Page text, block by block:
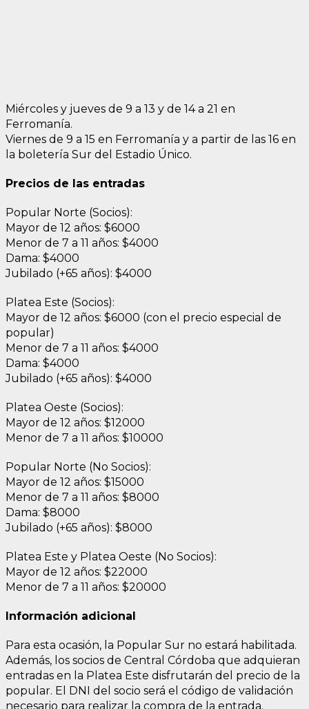
Miércoles y jueves de 9 a 13 y de 14 a 21 en
Ferromanía.
Viernes de 9 a 15 en Ferromanía y a partir de las 16 en
la boletería Sur del Estadio Único.
Precios de las entradas
Popular Norte (Socios):
Mayor de 12 años: $6000
Menor de 7 a 11 años: $4000
Dama: $4000
Jubilado (+65 años): $4000
Platea Este (Socios):
Mayor de 12 años: $6000 (con el precio especial de
popular)
Menor de 7 a 11 años: $4000
Dama: $4000
Jubilado (+65 años): $4000
Platea Oeste (Socios):
Mayor de 12 años: $12000
Menor de 7 a 11 años: $10000
Popular Norte (No Socios):
Mayor de 12 años: $15000
Menor de 7 a 11 años: $8000
Dama: $8000
Jubilado (+65 años): $8000
Platea Este y Platea Oeste (No Socios):
Mayor de 12 años: $22000
Menor de 7 a 11 años: $20000
Información adicional
Para esta ocasión, la Popular Sur no estará habilitada.
Además, los socios de Central Córdoba que adquieran
entradas en la Platea Este disfrutarán del precio de la
popular. El DNI del socio será el código de validación
necesario para realizar la compra de la entrada.